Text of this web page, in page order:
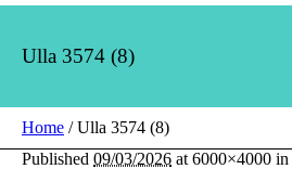
Ulla 3574 (8)
Home /Ulla 3574 (8)
Published 09/03/2026 at 6000×4000 in